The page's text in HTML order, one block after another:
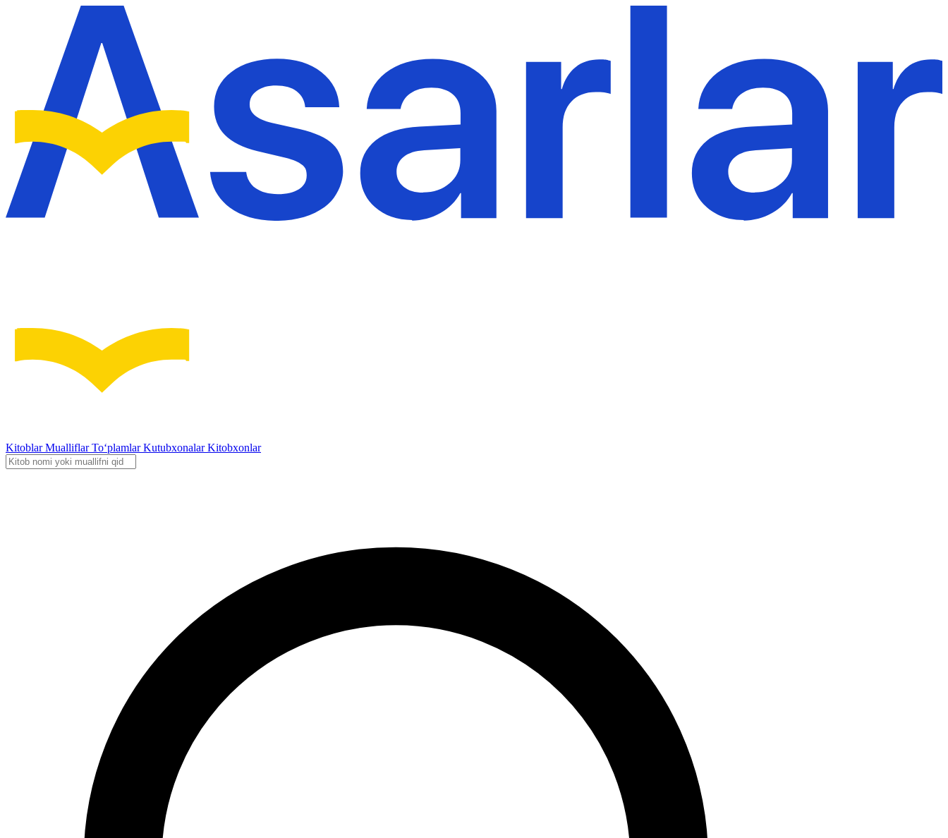
KitoblarMualliflarTo‘plamlarKutubxonalarKitobxonlar